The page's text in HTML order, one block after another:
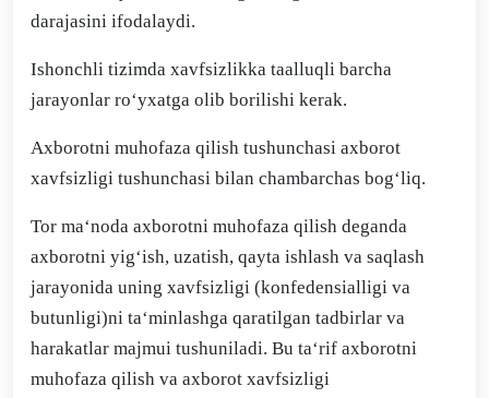
darajasini ifodalaydi.
Ishonchli tizimda xavfsizlikka taalluqli barcha
jarayonlar ro‘yxatga olib borilishi kerak.
Axborotni muhofaza qilish tushunchasi axborot
xavfsizligi tushunchasi bilan chambarchas bog‘liq.
Tor ma‘noda axborotni muhofaza qilish deganda
axborotni yig‘ish, uzatish, qayta ishlash va saqlash
jarayonida uning xavfsizligi (konfedensialligi va
butunligi)ni ta‘minlashga qaratilgan tadbirlar va
harakatlar majmui tushuniladi. Bu ta‘rif axborotni
muhofaza qilish va axborot xavfsizligi